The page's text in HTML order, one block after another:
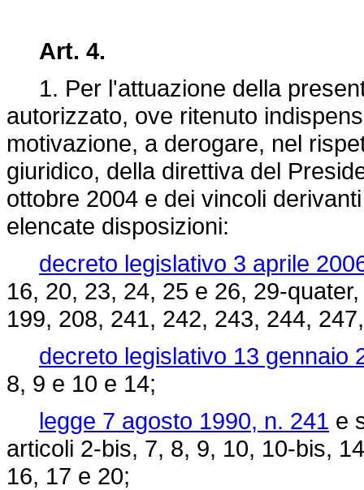
Art. 4.
1. Per l'attuazione della
autorizzato, ove ritenuto
motivazione, a derogare, nel
giuridico, della direttiva del
ottobre 2004 e dei vincoli
elencate disposizioni:
decreto legislativo 3 aprile
16, 20, 23, 24, 25 e 26, 29-
199, 208, 241, 242, 243, 244,
decreto legislativo 13 gennaio
8, 9 e 10 e 14;
legge 7 agosto 1990, n. 241 e
articoli 2-bis, 7, 8, 9, 10, 10-bis,
16, 17 e 20;